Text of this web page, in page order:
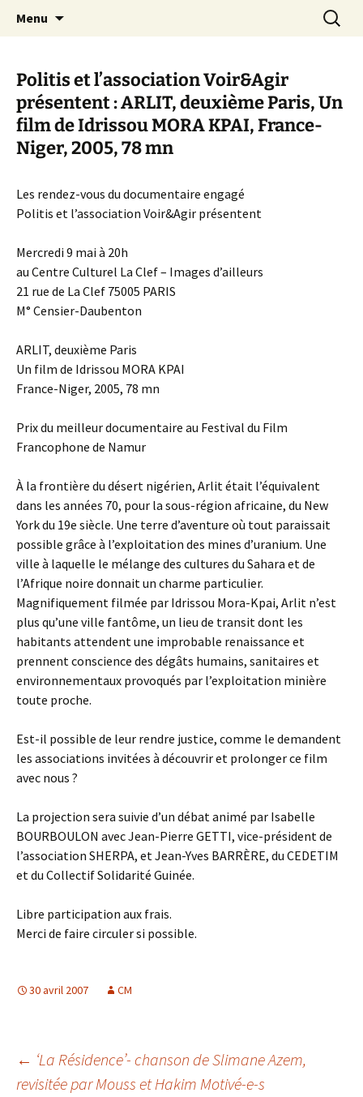
Canal Marches
Menu
Politis et l’association Voir&Agir
présentent : ARLIT, deuxième Paris, Un
film de Idrissou MORA KPAI, France-
Niger, 2005, 78 mn
Les rendez-vous du documentaire engagé
Politis et l’association Voir&Agir présentent
Mercredi 9 mai à 20h
au Centre Culturel La Clef – Images d’ailleurs
21 rue de La Clef 75005 PARIS
M° Censier-Daubenton
ARLIT, deuxième Paris
Un film de Idrissou MORA KPAI
France-Niger, 2005, 78 mn
Prix du meilleur documentaire au Festival du Film
Francophone de Namur
À la frontière du désert nigérien, Arlit était l’équivalent
dans les années 70, pour la sous-région africaine, du New
York du 19e siècle. Une terre d’aventure où tout paraissait
possible grâce à l’exploitation des mines d’uranium. Une
ville à laquelle le mélange des cultures du Sahara et de
l’Afrique noire donnait un charme particulier.
Magnifiquement filmée par Idrissou Mora-Kpai, Arlit n’est
plus qu’une ville fantôme, un lieu de transit dont les
habitants attendent une improbable renaissance et
prennent conscience des dégâts humains, sanitaires et
environnementaux provoqués par l’exploitation minière
toute proche.
Est-il possible de leur rendre justice, comme le demandent
les associations invitées à découvrir et prolonger ce film
avec nous ?
La projection sera suivie d’un débat animé par Isabelle
BOURBOULON avec Jean-Pierre GETTI, vice-président de
l’association SHERPA, et Jean-Yves BARRÈRE, du CEDETIM
et du Collectif Solidarité Guinée.
Libre participation aux frais.
Merci de faire circuler si possible.
30 avril 2007 CM
Navigation
← ‘La Résidence’- chanson de Slimane Azem,
revisitée par Mouss et Hakim Motivé-e-s